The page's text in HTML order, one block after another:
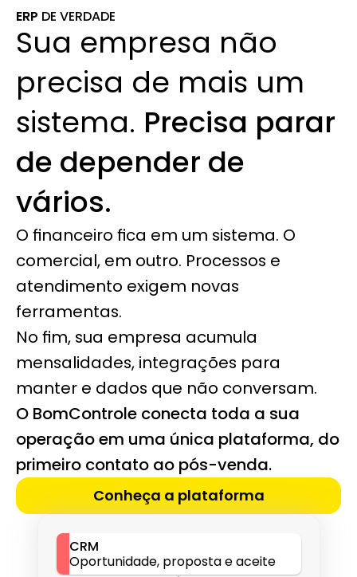
ERP DE VERDADE
Sua empresa não
precisa de mais um
sistema. Precisa parar
de depender de
vários.
O financeiro fica em um sistema. O
comercial, em outro. Processos e
atendimento exigem novas
ferramentas.
No fim, sua empresa acumula
mensalidades, integrações para
manter e dados que não conversam.
O BomControle conecta toda a sua
operação em uma única plataforma, do
primeiro contato ao pós-venda.
Conheça a plataforma
CRM
Oportunidade, proposta e aceite